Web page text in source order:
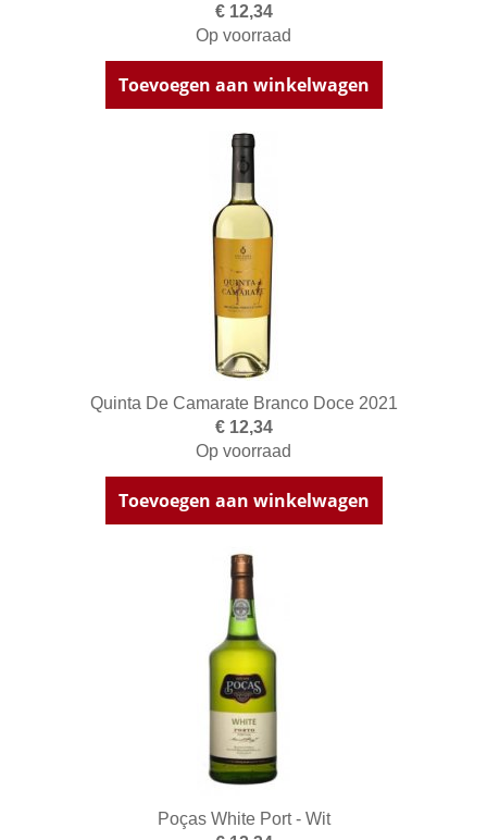
€ 12,34
Op voorraad
Toevoegen aan winkelwagen
Quinta De Camarate Branco Doce 2021
€ 12,34
Op voorraad
Toevoegen aan winkelwagen
Poças White Port - Wit